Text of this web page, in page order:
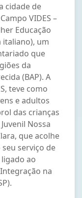
cidade de
VIDES –
Educação
italiano), um
que
da
(BAP). A
teve como
e adultos
das crianças
Nossa
que acolhe
serviço de
ao
na